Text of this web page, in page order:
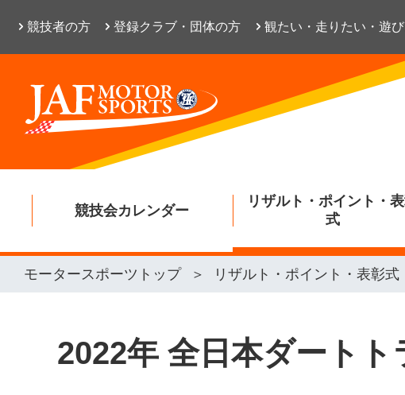
競技者の方 登録クラブ・団体の方 観たい・走りたい・遊
競技会カレンダー
リザルト・ポイント・
式
モータースポーツトップ リザルト・ポイント・表彰式
2022年 全日本ダート